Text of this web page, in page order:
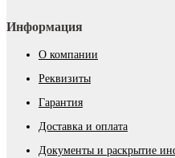
Информация
О компании
Реквизиты
Гарантия
Доставка и оплата
Документы и раскрытие